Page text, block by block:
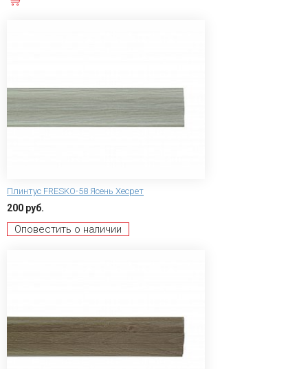
Плинтус FRESKO-58 Ясень Хесрет
200 руб.
Оповестить о наличии